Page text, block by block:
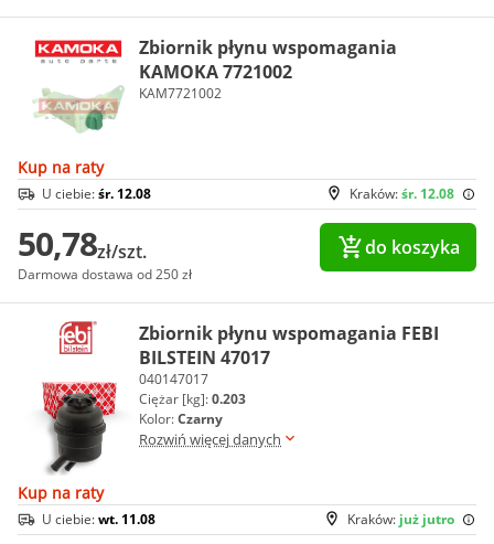
Zbiornik płynu wspomagania
KAMOKA 7721002
KAM7721002
Kup na raty
Kraków:śr. 12.08
U ciebie:śr. 12.08
50,78zł/szt.
Darmowa dostawa od 250 zł
do koszyka
Zbiornik płynu wspomagania FEBI
BILSTEIN 47017
040147017
Ciężar [kg]:0.203
Kolor:Czarny
Rozwiń więcej danych
Kup na raty
Kraków: już jutro
U ciebie:wt. 11.08